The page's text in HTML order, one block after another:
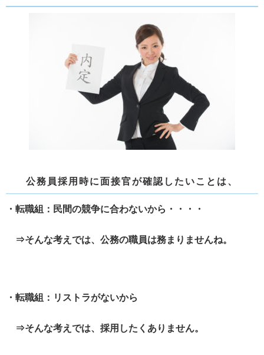
公務員採用時に面接官が確認したいことは、
・転職組：民間の競争に合わないから・・・・
⇒そんな考えでは、公務の職員は務まりませんね。
・転職組：リストラがないから
⇒そんな考えでは、採用したくありません。